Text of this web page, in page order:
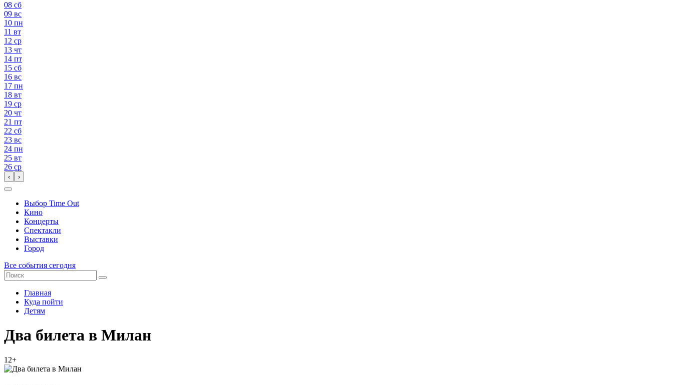
08 сб
09 вс
10 пн
11 вт
12 ср
13 чт
14 пт
15 сб
16 вс
17 пн
18 вт
19 ср
20 чт
21 пт
22 сб
23 вс
24 пн
25 вт
26 ср
‹ ›
Выбор Time Out
Кино
Концерты
Спектакли
Выставки
Город
Все события сегодня
Главная
Куда пойти
Детям
Два билета в Милан
12+